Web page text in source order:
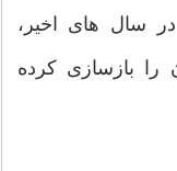
سال های اخیر،
بازسازی کرده